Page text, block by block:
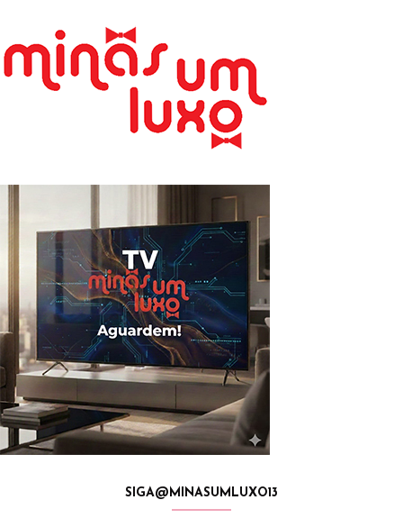
SIGA@MINASUMLUXO13